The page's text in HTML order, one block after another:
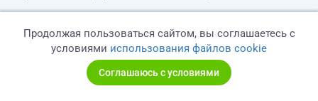
Продолжая пользоваться сайтом, вы соглашаетесь с
условиями использования файлов cookie
Соглашаюсь с условиями